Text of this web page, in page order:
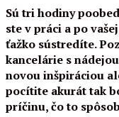
Sú tri hodiny
ste v práci a po
ťažko sústredíte.
kancelárie s
novou inšpiráciou
pocítite akurát tak
príčinu, čo to